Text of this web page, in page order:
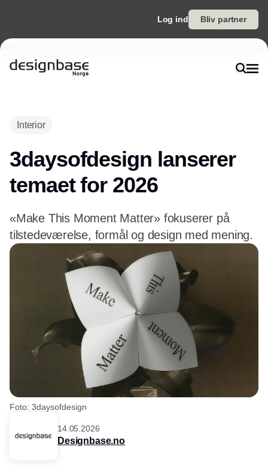
Log ind Bliv partner
Interior
3daysofdesign lanserer
temaet for 2026
«Make This Moment Matter» fokuserer på
tilstedeværelse, formål og design med mening.
Foto: 3daysofdesign
14.05.2026
Designbase.no